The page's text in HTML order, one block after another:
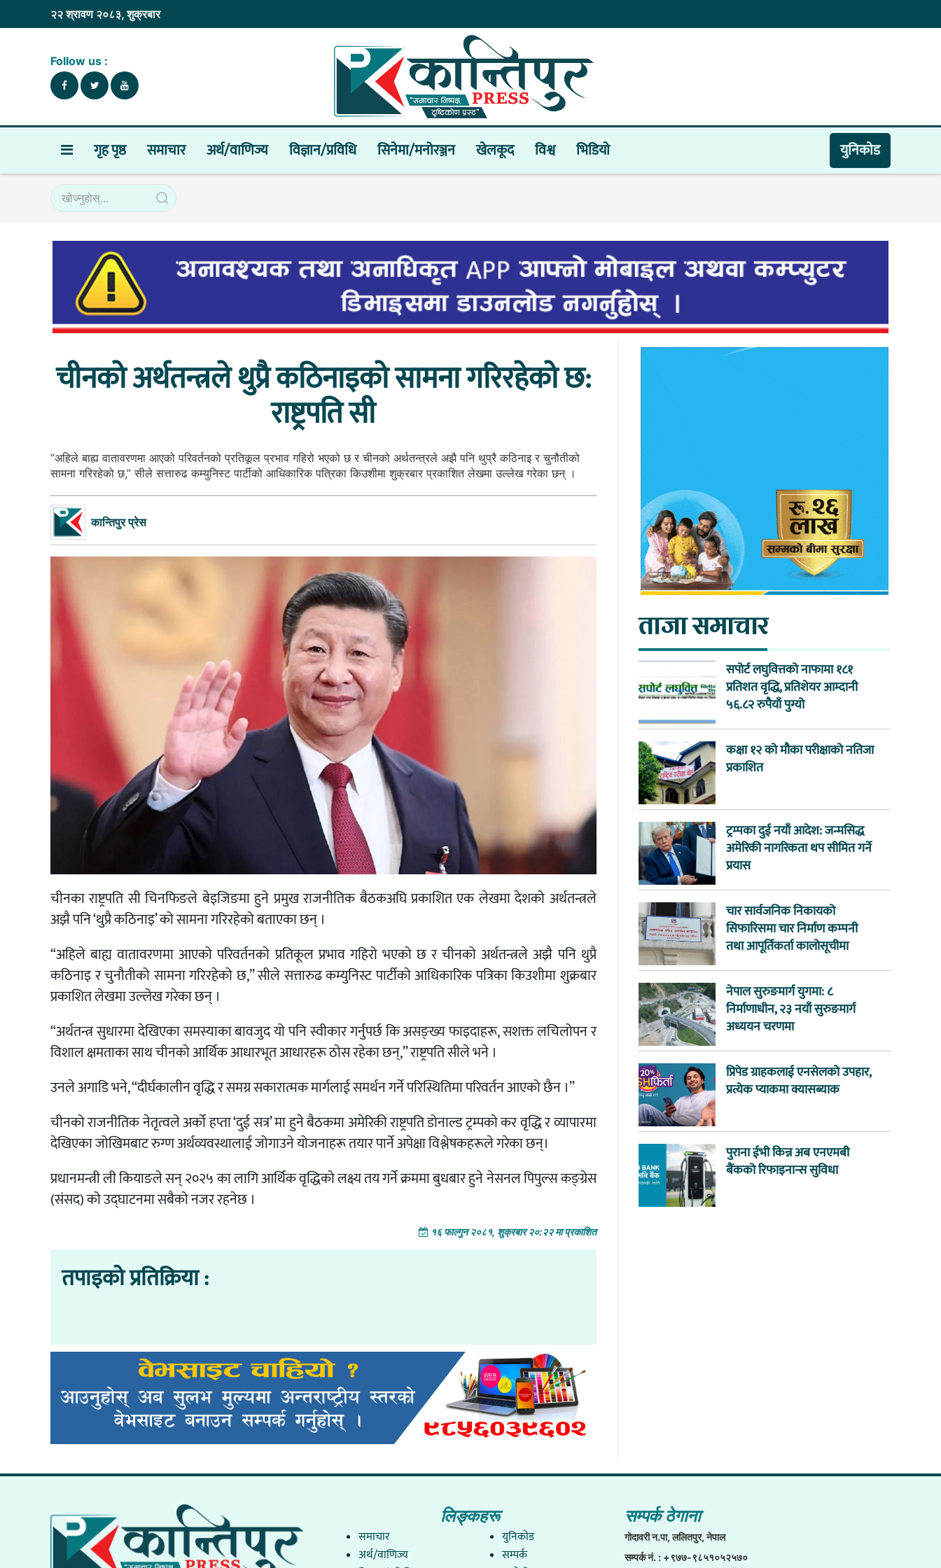
२२ श्रावण २०८३, शुक्रबार
Follow us :
गृह पृष्ठ समाचार अर्थ/वाणिज्य विज्ञान/प्रविधि सिनेमा/मनोरञ्जन खेलकूद विश्व भिडियाे युनिकाेड
चीनको अर्थतन्त्रले थुप्रै कठिनाइको सामना गरिरहेको छ:
राष्ट्रपति सी
“अहिले बाह्य वातावरणमा आएको परिवर्तनको प्रतिकूल प्रभाव गहिरो भएको छ र चीनको अर्थतन्त्रले अझै पनि थुप्रै कठिनाइ र चुनौतीको
सामना गरिरहेको छ,” सीले सत्तारुढ कम्युनिस्ट पार्टीको आधिकारिक पत्रिका किउशीमा शुक्रबार प्रकाशित लेखमा उल्लेख गरेका छन् ।
कान्तिपुर प्रेस
चीनका राष्ट्रपति सी चिनफिङले बेइजिङमा हुने प्रमुख राजनीतिक बैठकअघि प्रकाशित एक लेखमा देशको अर्थतन्त्रले
अझै पनि ‘थुप्रै कठिनाइ’ को सामना गरिरहेको बताएका छन् ।
“अहिले बाह्य वातावरणमा आएको परिवर्तनको प्रतिकूल प्रभाव गहिरो भएको छ र चीनको अर्थतन्त्रले अझै पनि थुप्रै
कठिनाइ र चुनौतीको सामना गरिरहेको छ,” सीले सत्तारुढ कम्युनिस्ट पार्टीको आधिकारिक पत्रिका किउशीमा शुक्रबार
प्रकाशित लेखमा उल्लेख गरेका छन् ।
“अर्थतन्त्र सुधारमा देखिएका समस्याका बावजुद यो पनि स्वीकार गर्नुपर्छ कि असङ्ख्य फाइदाहरू, सशक्त लचिलोपन र
विशाल क्षमताका साथ चीनको आर्थिक आधारभूत आधारहरू ठोस रहेका छन्,” राष्ट्रपति सीले भने ।
उनले अगाडि भने, “दीर्घकालीन वृद्धि र समग्र सकारात्मक मार्गलाई समर्थन गर्ने परिस्थितिमा परिवर्तन आएको छैन ।”
चीनको राजनीतिक नेतृत्वले अर्को हप्ता ‘दुई सत्र’ मा हुने बैठकमा अमेरिकी राष्ट्रपति डोनाल्ड ट्रम्पको कर वृद्धि र व्यापारमा
देखिएका जोखिमबाट रुग्ण अर्थव्यवस्थालाई जोगाउने योजनाहरू तयार पार्ने अपेक्षा विश्लेषकहरूले गरेका छन्।
प्रधानमन्त्री ली कियाङले सन् २०२५ का लागि आर्थिक वृद्धिको लक्ष्य तय गर्ने क्रममा बुधबार हुने नेसनल पिपुल्स कङ्ग्रेस
(संसद) को उद्घाटनमा सबैको नजर रहनेछ ।
१६ फाल्गुन २०८१, शुक्रबार २०:२२ मा प्रकाशित
तपाइको प्रतिक्रिया :
ताजा समाचार
सपोर्ट लघुवित्तको नाफामा १८१
प्रतिशत वृद्धि, प्रतिशेयर आम्दानी
५६.८२ रुपैयाँ पुग्यो
कक्षा १२ को मौका परीक्षाको नतिजा
प्रकाशित
ट्रम्पका दुई नयाँ आदेश: जन्मसिद्ध
अमेरिकी नागरिकता थप सीमित गर्ने
प्रयास
चार सार्वजनिक निकायको
सिफारिसमा चार निर्माण कम्पनी
तथा आपूर्तिकर्ता कालोसूचीमा
नेपाल सुरुङमार्ग युगमा: ८
निर्माणाधीन, २३ नयाँ सुरुङमार्ग
अध्ययन चरणमा
प्रिपेड ग्राहकलाई एनसेलको उपहार,
प्रत्येक प्याकमा क्यासब्याक
पुराना ईभी किन्न अब एनएमबी
बैंकको रिफाइनान्स सुविधा
लिङ्कहरू
समाचार
अर्थ/वाणिज्य
युनिकाेड
सम्पर्क
सम्पर्क ठेगाना
गाेदावरी न.पा, ललितपुर, नेपाल
सम्पर्क नं. : +९७७-९८५१०५२५७०